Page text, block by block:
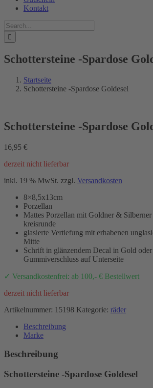
Kontakt
Suche
nach:
Schottersteine -Spardose
Startseite
Schottersteine -Spardose Goldesel
Schottersteine -Spardose
16,95 €
derzeit nicht lieferbar
inkl. 19 % MwSt. zzgl. Versandkosten
8×8,5x13cm
Porzellan
Mattes Porzellan mit Goldner & Silberner
kreisrunde
glasierte Vertiefung mit erhabenen
Mitte
Schrift in glänzendem Decal in Gold
Gummiverschluss auf Unterseite
✓ Versandkostenfrei: ab 100,- € Bestellwert
derzeit nicht lieferbar
Artikelnummer: 15198 Kategorie: räder
Beschreibung
Marke
Beschreibung
Schottersteine -Spardose Goldesel